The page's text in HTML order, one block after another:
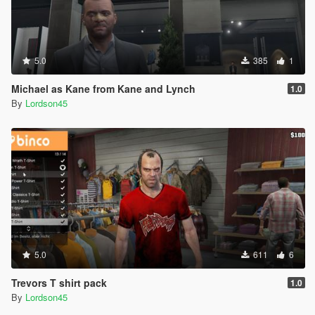
5.0 385 1
Michael as Kane from Kane and Lynch 1.0
By Lordson45
5.0 611 6
Trevors T shirt pack 1.0
By Lordson45